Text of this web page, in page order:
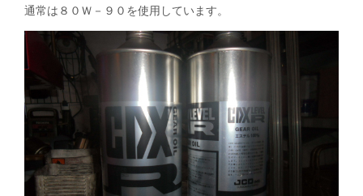
通常は８０Ｗ－９０を使用しています。